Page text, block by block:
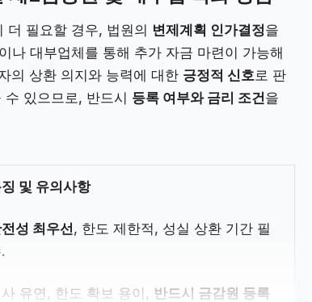
더 필요할 경우, 법원의 변제계획 인가결정을
나 대부업체를 통해 추가 자금 마련이 가능해
의 상환 의지와 능력에 대한 긍정적 신호로 판
있으므로, 반드시 등록 여부와 금리 조건을
및 유의사항
성 최우선, 한도 제한적, 성실 상환 기간 필
유연, 한도 확보 용이, 반드시 금감원 등록